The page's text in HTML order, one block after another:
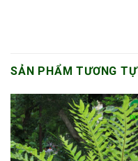
SẢN PHẨM TƯƠNG TỰ